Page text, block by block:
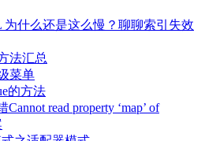
为什么还是这么慢？聊聊索引失效
法汇总
菜单
的方法
Cannot read property ‘map’ of